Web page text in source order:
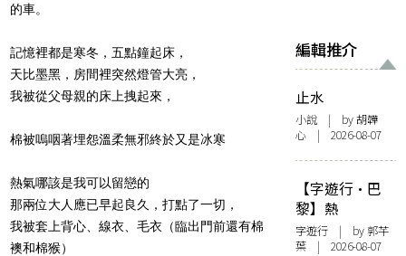
的車。
記憶裡都是寒冬，五點鐘起床，
天比墨黑，房間裡突然燈管大亮，
我被從父母親的床上拽起來，
棉被嗚咽著埋怨溫柔無邪終於又是冰寒
熱氣哪該是我可以留戀的
那兩位大人應已早起良久，打點了一切，
我被套上背心、線衣、毛衣（臨出門前還有棉
襖和棉猴）
編輯推介
止水
小說 | by 胡韡
心 | 2026-08-07
【字遊行·巴
黎】熱
字遊行 | by 郭芊
葉 | 2026-08-07